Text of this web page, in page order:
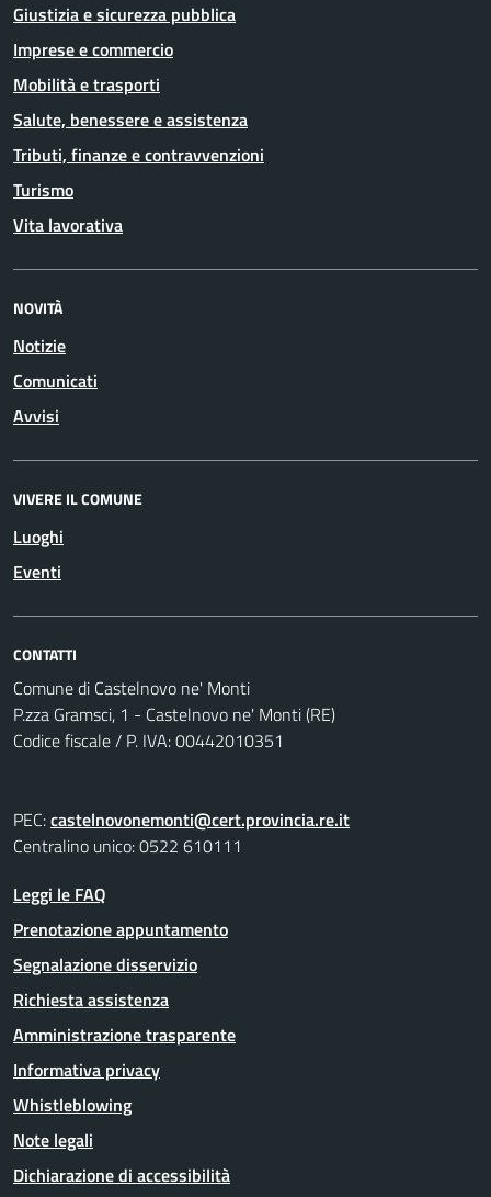
Giustizia e sicurezza pubblica
Imprese e commercio
Mobilità e trasporti
Salute, benessere e assistenza
Tributi, finanze e contravvenzioni
Turismo
Vita lavorativa
NOVITÀ
Notizie
Comunicati
Avvisi
VIVERE IL COMUNE
Luoghi
Eventi
CONTATTI
Comune di Castelnovo ne' Monti
P.zza Gramsci, 1 - Castelnovo ne' Monti (RE)
Codice fiscale / P. IVA: 00442010351
PEC:castelnovonemonti@cert.provincia.re.it
Centralino unico: 0522 610111
Leggi le FAQ
Prenotazione appuntamento
Segnalazione disservizio
Richiesta assistenza
Amministrazione trasparente
Informativa privacy
Whistleblowing
Note legali
Dichiarazione di accessibilità